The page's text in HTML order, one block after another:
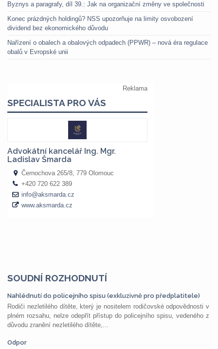
Byznys a paragrafy, díl 39.: Jak na organizační změny ve společnosti
Konec prázdných holdingů? NSS upozorňuje na limity osvobození
dividend bez ekonomického důvodu
Nařízení o obalech a obalových odpadech (PPWR) – nová éra regulace
obalů v Evropské unii
SOUDNÍ ROZHODNUTÍ
Nahlédnutí do policejního spisu (exkluzivně pro předplatitele)
Rodiči nezletilého dítěte, který je nositelem rodičovské odpovědnosti v
plném rozsahu, nelze odepřít přístup do policejního spisu, vedeného z
důvodu zranění nezletilého dítěte,...
Odpor